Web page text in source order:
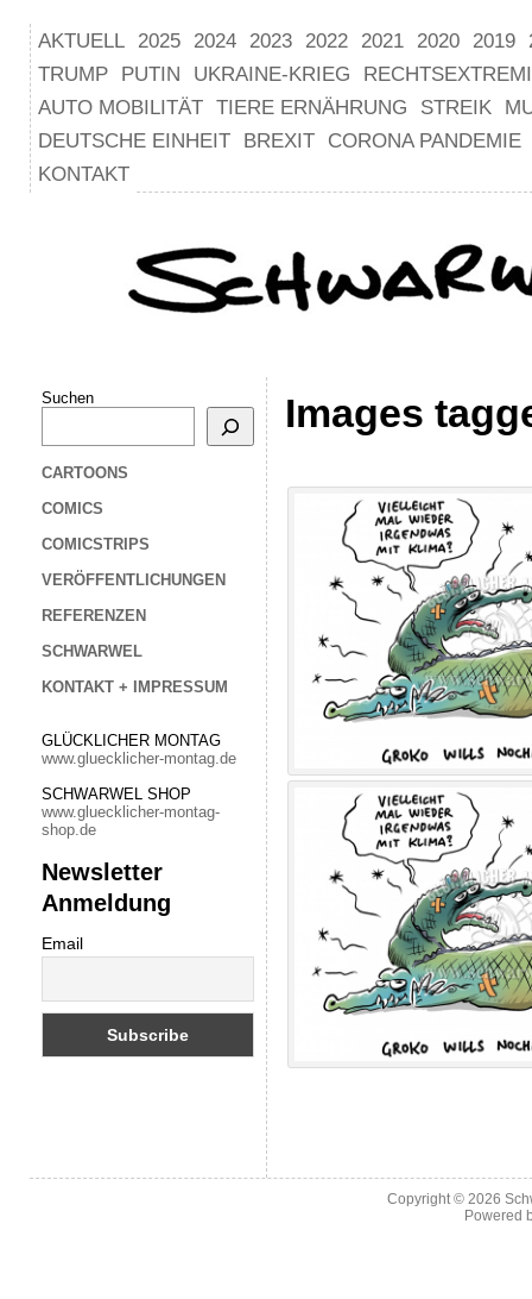
AKTUELL 2025 2024 2023 2022 2021 2020 2019
TRUMP
PUTIN UKRAINE-KRIEG
AUTO MOBILITÄT TIERE ERNÄHRUNG STREIK
DEUTSCHE EINHEIT
BREXIT
CORONA PANDEMIE
KONTAKT
Suchen
CARTOONS
COMICS
COMICSTRIPS
VERÖFFENTLICHUNGEN
REFERENZEN
SCHWARWEL
KONTAKT + IMPRESSUM
GLÜCKLICHER MONTAG
www.gluecklicher-montag.de
SCHWARWEL SHOP
www.gluecklicher-montag-
shop.de
Newsletter
Anmeldung
Email
Images
Copyright © 2026
Powered